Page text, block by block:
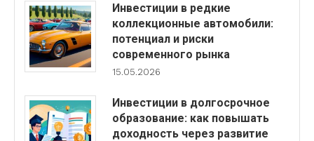
Инвестиции в редкие
коллекционные автомобили:
потенциал и риски
современного рынка
15.05.2026
Инвестиции в долгосрочное
образование: как повышать
доходность через развитие